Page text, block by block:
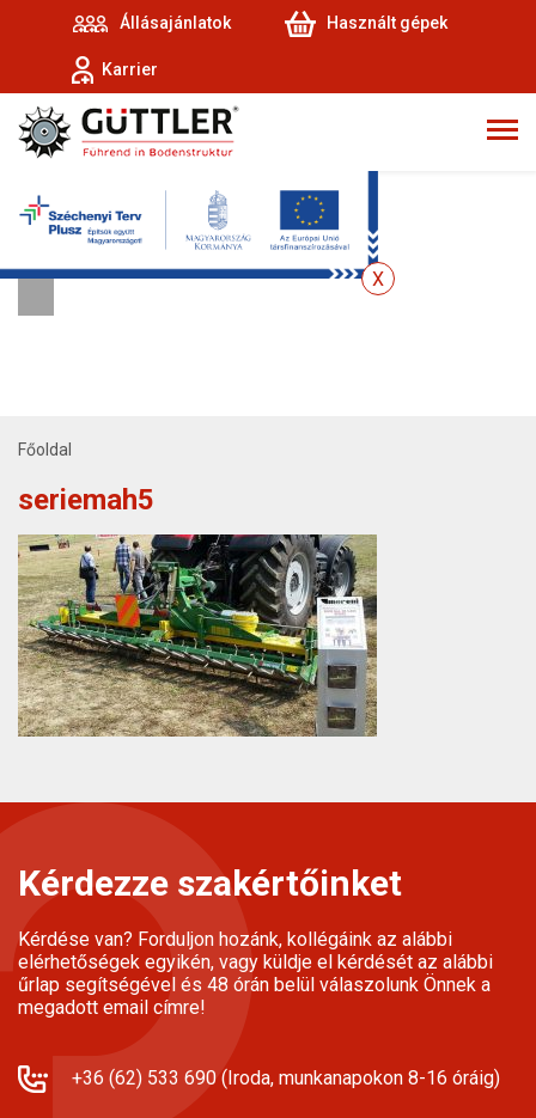
Állásajánlatok Használt gépek
Karrier
Főoldal
seriemah5
Kérdezze szakértőinket
Kérdése van? Forduljon hozánk, kollégáink az alábbi
elérhetőségek egyikén, vagy küldje el kérdését az alábbi
űrlap segítségével és 48 órán belül válaszolunk Önnek a
megadott email címre!
+36 (62) 533 690 (Iroda, munkanapokon 8-16 óráig)